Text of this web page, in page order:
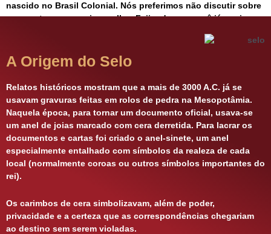
nascido no Brasil Colonial. Nós preferimos não discutir sobre
o assunto, mas servir a melhor Feijoada que você já ouviu
A Origem do Selo
Relatos históricos mostram que a mais de 3000 A.C. já se
usavam gravuras feitas em rolos de pedra na Mesopotâmia.
Naquela época, para tornar um documento oficial, usava-se
um anel de joias marcado com cera derretida. Para lacrar os
documentos e cartas foi criado o anel-sinete, um anel
especialmente entalhado com símbolos da realeza de cada
local (normalmente coroas ou outros símbolos importantes do
rei).
Os carimbos de cera simbolizavam, além de poder,
privacidade e a certeza que as correspondências chegariam
ao destino sem serem violadas.